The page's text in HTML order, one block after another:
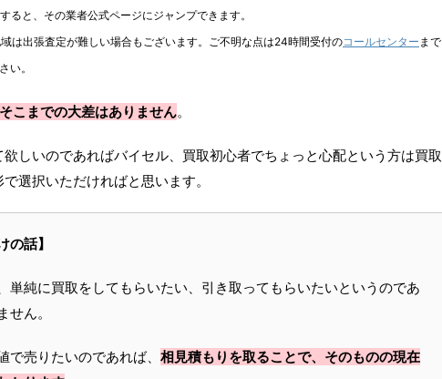
ると、その業者公式ページにジャンプできます。
は出張査定が難しい場合もございます。ご不明な点は24時間受付のコールセンター まで
い。
こまでの大差はありません。
しいのであればバイセル、買取初心者でちょっと心配という方は買取
選択いただければと思います。
の話】
単純に買取をしてもらいたい、引き取ってもらいたいというのであ
せん。
で売りたいのであれば、 相見積もりを取ることで、そのものの現在